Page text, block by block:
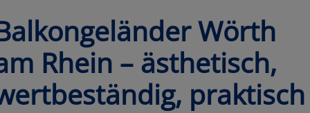
Wörth
Rhein – ästhetisch,
praktisch